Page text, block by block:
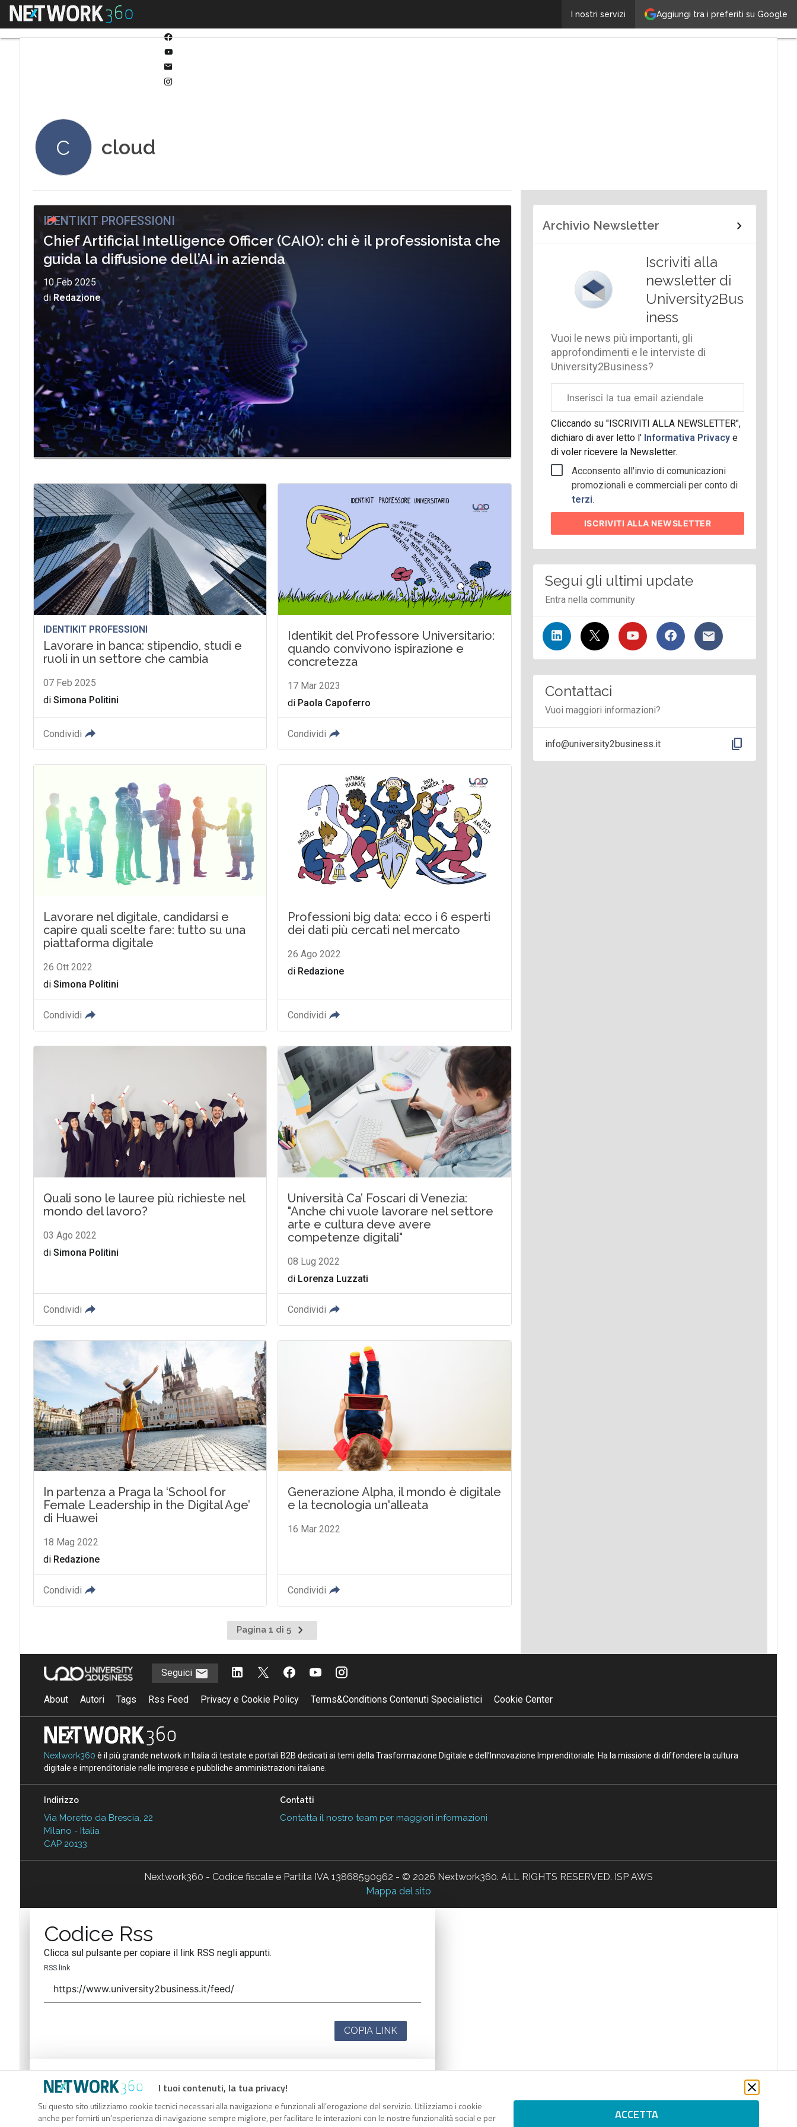
Aggiungi tra i preferiti su Google
I nostri servizi
Menu
Facebook
C cloud
IDENTIKIT PROFESSIONI
Chief Artificial Intelligence Officer (CAIO): chi è il professionista che
guida la diffusione dell’AI in azienda
10 Feb 2025
di Redazione
IDENTIKIT PROFESSIONI
Lavorare in banca: stipendio, studi e
ruoli in un settore che cambia
07 Feb 2025
di Simona Politini
Condividi
Identikit del Professore Universitario:
quando convivono ispirazione e
concretezza
17 Mar 2023
di Paola Capoferro
Condividi
Lavorare nel digitale, candidarsi e
capire quali scelte fare: tutto su una
piattaforma digitale
26 Ott 2022
di Simona Politini
Condividi
Professioni big data: ecco i 6 esperti
dei dati più cercati nel mercato
26 Ago 2022
di Redazione
Condividi
Quali sono le lauree più richieste nel
mondo del lavoro?
03 Ago 2022
di Simona Politini
Condividi
Università Ca’ Foscari di Venezia:
"Anche chi vuole lavorare nel settore
arte e cultura deve avere
competenze digitali"
08 Lug 2022
di Lorenza Luzzati
Condividi
In partenza a Praga la ‘School for
Female Leadership in the Digital Age’
di Huawei
18 Mag 2022
di Redazione
Condividi
Generazione Alpha, il mondo è digitale
e la tecnologia un'alleata
16 Mar 2022
Condividi
Pagina 1 di 5
Pagina
successiva
Archivio Newsletter
Iscriviti alla
newsletter di
University2Bus
iness
Vuoi le news più importanti, gli
approfondimenti e le interviste di
University2Business?
aziendale
Cliccando su "ISCRIVITI ALLA NEWSLETTER",
dichiaro di aver letto l'Informativa Privacy e
di voler ricevere la Newsletter.
Acconsento all'invio di comunicazioni
promozionali e commerciali per conto di
terzi.
ISCRIVITI ALLA NEWSLETTER
Segui gli ultimi update
Entra nella community
Contattaci
Vuoi maggiori informazioni?
info@university2business.it content_copy
I tuoi contenuti, la tua privacy!
Su questo sito utilizziamo cookie tecnici necessari alla navigazione e funzionali all’erogazione del servizio. Utilizziamo i cookie
anche per fornirti un’esperienza di navigazione sempre migliore, per facilitare le interazioni con le nostre funzionalità social e per
ACCETTA
Seguici
About Autori Tags Rss Feed Privacy e Cookie Policy Terms&Conditions Contenuti Specialistici Cookie Center
Nextwork360 è il più grande network in Italia di testate e portali B2B dedicati ai temi della Trasformazione Digitale e dell’Innovazione Imprenditoriale. Ha la missione di diffondere la cultura
digitale e imprenditoriale nelle imprese e pubbliche amministrazioni italiane.
Indirizzo
Via Moretto da Brescia, 22
Milano - Italia
CAP 20133
Contatti
Contatta il nostro team per maggiori informazioni
Nextwork360 - Codice fiscale e Partita IVA 13868590962 - © 2026 Nextwork360. ALL RIGHTS RESERVED. ISP AWS
Mappa del sito
Codice Rss
Clicca sul pulsante per copiare il link RSS negli appunti.
RSS link
COPIA LINK
Codice Rss
Clicca sul pulsante per copiare il link RSS negli appunti.
RSS link